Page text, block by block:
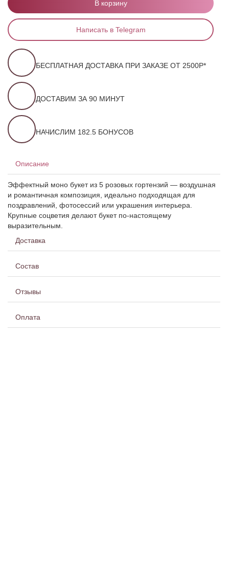
В корзину
Написать в Telegram
БЕСПЛАТНАЯ ДОСТАВКА ПРИ ЗАКАЗЕ ОТ 2500Р*
ДОСТАВИМ ЗА 90 МИНУТ
НАЧИСЛИМ 182.5 БОНУСОВ
Описание
Эффектный моно букет из 5 розовых гортензий — воздушная
и романтичная композиция, идеально подходящая для
поздравлений, фотосессий или украшения интерьера.
Крупные соцветия делают букет по-настоящему
выразительным.
Доставка
Состав
Отзывы
Оплата